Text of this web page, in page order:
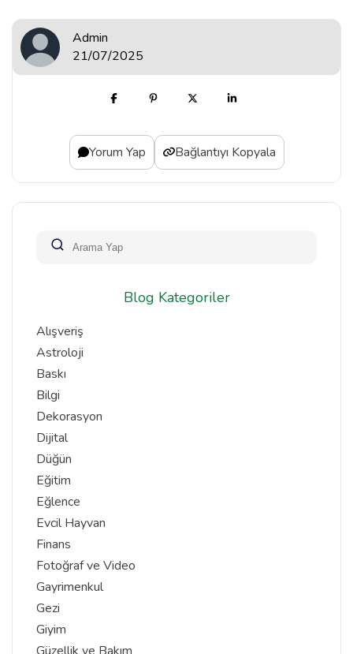
Admin
21/07/2025
Yorum Yap Bağlantıyı Kopyala
Blog Kategoriler
Alışveriş
Astroloji
Baskı
Bilgi
Dekorasyon
Dijital
Düğün
Eğitim
Eğlence
Evcil Hayvan
Finans
Fotoğraf ve Video
Gayrimenkul
Gezi
Giyim